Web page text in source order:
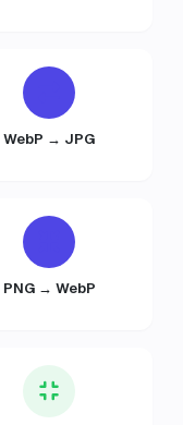
WebP → JPG
PNG → WebP